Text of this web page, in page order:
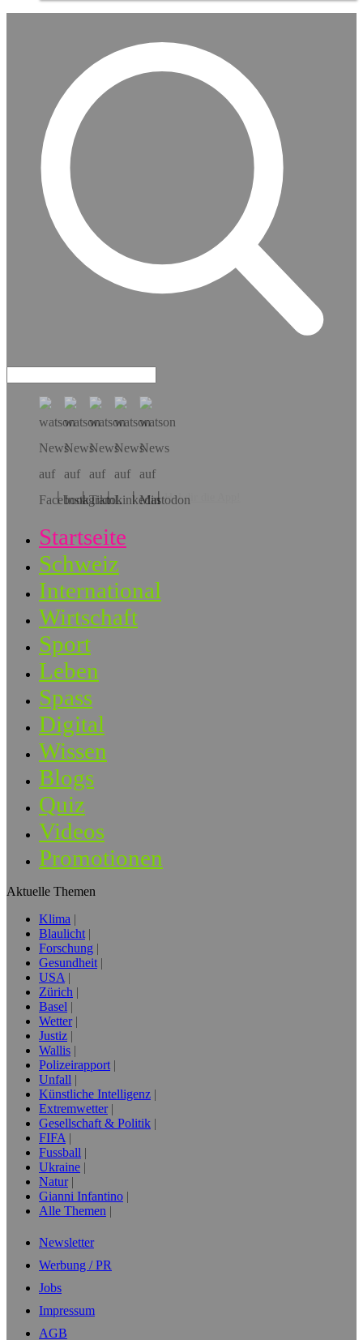
Hol dir die App!
Startseite
Schweiz
International
Wirtschaft
Sport
Leben
Spass
Digital
Wissen
Blogs
Quiz
Videos
Promotionen
Aktuelle Themen
Klima
Blaulicht
Forschung
Gesundheit
USA
Zürich
Basel
Wetter
Justiz
Wallis
Polizeirapport
Unfall
Künstliche Intelligenz
Extremwetter
Gesellschaft & Politik
FIFA
Fussball
Ukraine
Natur
Gianni Infantino
Alle Themen
Newsletter
Werbung / PR
Jobs
Impressum
AGB